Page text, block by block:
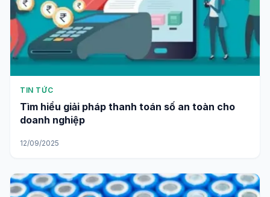
TIN TỨC
Tìm hiểu giải pháp thanh toán số an toàn cho
doanh nghiệp
12/09/2025